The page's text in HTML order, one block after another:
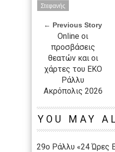
Στεφανής
← Previous Story
Online οι
προσβάσεις
θεατών και οι
χάρτες του EKO
Ράλλυ
Ακρόπολις 2026
YOU MAY
29ο Ράλλυ «24 Ώρες